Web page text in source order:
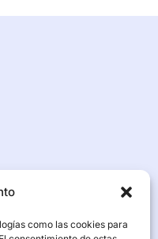
como las cookies para